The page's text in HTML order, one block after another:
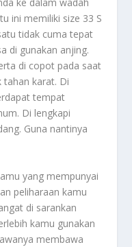
ini memiliki size 33 S
tidak cuma tepat
di gunakan anjing.
di copot pada saat
tahan karat. Di
tempat
Di lengkapi
Guna nantinya
yang mempunyai
peliharaan kamu
di sarankan
kamu gunakan
membawa